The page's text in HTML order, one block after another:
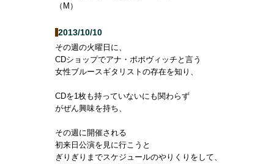
（M）
2013/10/10
その週の火曜日に、
CDショップでアナ・ポポヴィッチと言う
女性ブルースギタリストの存在を知り、
CDを1枚も持っていないにも関わらず
がぜん興味を持ち、
その週に開催される
初来日公演を見に行こうと
ぎりぎりまでスケジュールのやりくりをして、